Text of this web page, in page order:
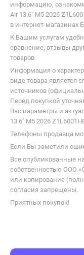
информацию,
Air 13.6" M5 2026
в интернет-магазинах
К Вашим услугам
сравнение, отзывы
товаров.
Информация о
виде товара является
источников
Перед покупкой
Вас параметры и
13.6" M5 2026
Телефоны продавца
Если Вы заметили
Все опубликованные
собственностью ООО
или копирование
согласия запрещены.
Приятных покупок!